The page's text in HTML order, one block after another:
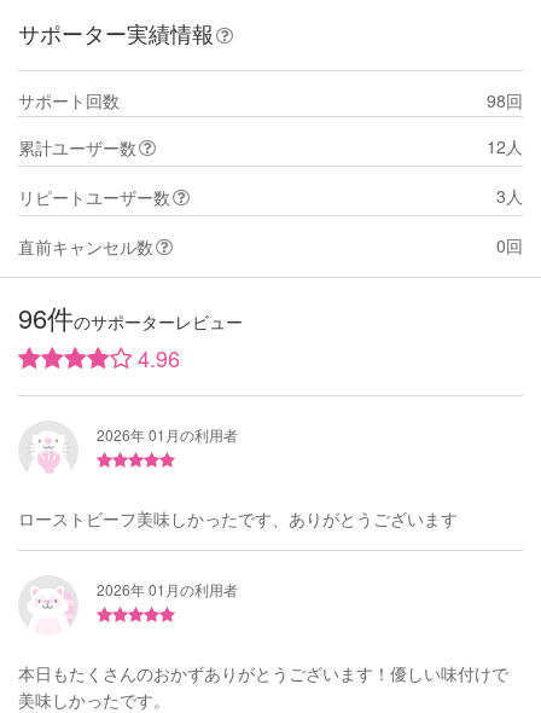
サポーター実績情報
サポート回数
98回
累計ユーザー数
12人
リピートユーザー数 3人
直前キャンセル数 0回
96件のサポーターレビュー
4.96
2026年 01月の利用者
ローストビーフ美味しかったです、ありがとうございます
2026年 01月の利用者
本日もたくさんのおかずありがとうございます！優しい味付けで
美味しかったです。